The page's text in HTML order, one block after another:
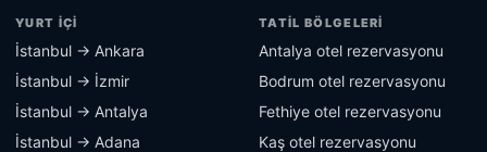
YURT İÇI
İstanbul → Ankara
İstanbul → İzmir
İstanbul → Antalya
İstanbul → Adana
TATIL BÖLGELERI
Antalya otel rezervasyonu
Bodrum otel rezervasyonu
Fethiye otel rezervasyonu
Kaş otel rezervasyonu